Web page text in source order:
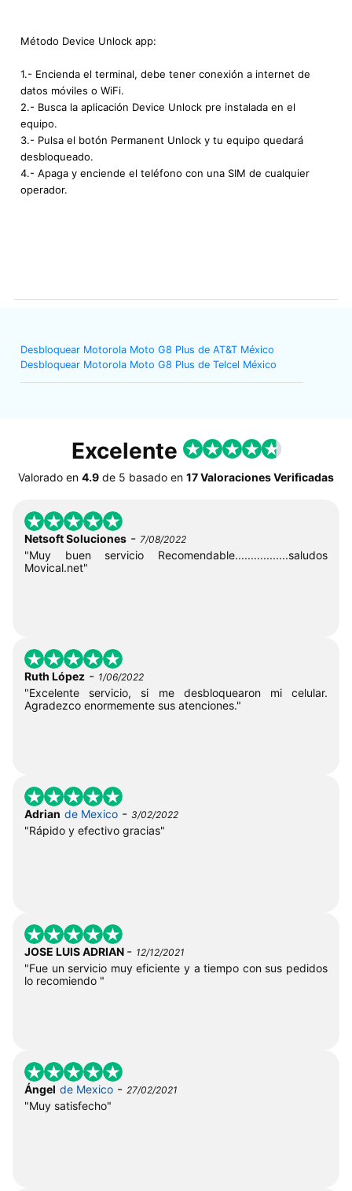
Método Device Unlock app:
1.- Encienda el terminal, debe tener conexión a internet de
datos móviles o WiFi.
2.- Busca la aplicación Device Unlock pre instalada en el
equipo.
3.- Pulsa el botón Permanent Unlock y tu equipo quedará
desbloqueado.
4.- Apaga y enciende el teléfono con una SIM de cualquier
operador.
Desbloquear Motorola Moto G8 Plus de AT&T México
Desbloquear Motorola Moto G8 Plus de Telcel México
Excelente
Valorado en 4.9 de 5 basado en 17 Valoraciones Verificadas
Netsoft Soluciones - 7/08/2022
"Muy buen servicio Recomendable.................saludos
Movical.net"
Ruth López - 1/06/2022
"Excelente servicio, si me desbloquearon mi celular.
Agradezco enormemente sus atenciones."
Adrian de Mexico - 3/02/2022
"Rápido y efectivo gracias"
JOSE LUIS ADRIAN - 12/12/2021
"Fue un servicio muy eficiente y a tiempo con sus pedidos
lo recomiendo "
Ángel de Mexico - 27/02/2021
"Muy satisfecho"